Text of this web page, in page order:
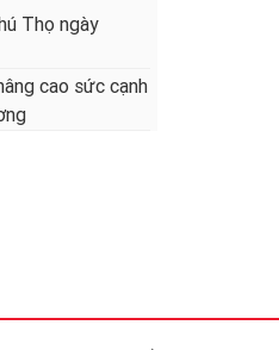
Thọ ngày
cao sức cạnh